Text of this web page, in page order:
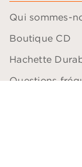
Qui sommes-
Boutique CD
Hachette
Questions